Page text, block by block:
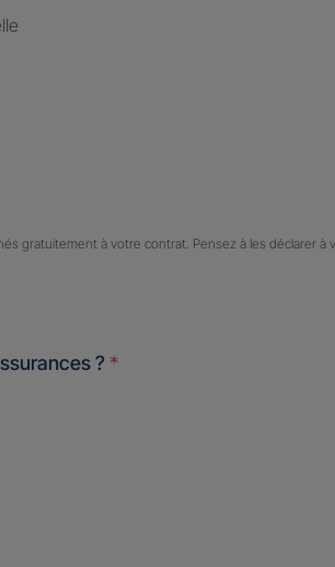
gratuitement à votre contrat. Pensez à les déclarer à
? *